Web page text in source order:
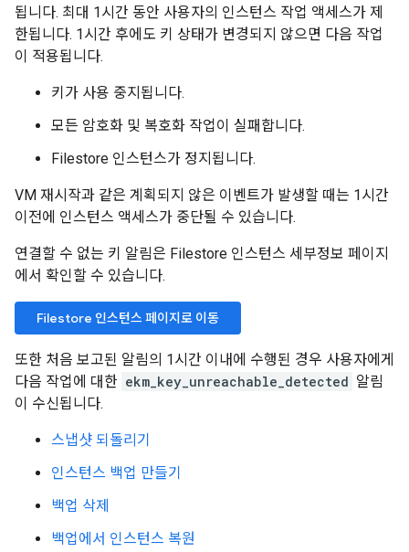
됩니다. 최대 1시간 동안 사용자의 인스턴스 작업 액세스가 제
한됩니다. 1시간 후에도 키 상태가 변경되지 않으면 다음 작업
이 적용됩니다.
키가 사용 중지됩니다.
모든 암호화 및 복호화 작업이 실패합니다.
Filestore 인스턴스가 정지됩니다.
VM 재시작과 같은 계획되지 않은 이벤트가 발생할 때는 1시간
이전에 인스턴스 액세스가 중단될 수 있습니다.
연결할 수 없는 키 알림은 Filestore 인스턴스 세부정보 페이지
에서 확인할 수 있습니다.
Filestore 인스턴스 페이지로 이동
또한 처음 보고된 알림의 1시간 이내에 수행된 경우 사용자에게
다음 작업에 대한 ekm_key_unreachable_detected 알림
이 수신됩니다.
스냅샷 되돌리기
인스턴스 백업 만들기
백업 삭제
백업에서 인스턴스 복원